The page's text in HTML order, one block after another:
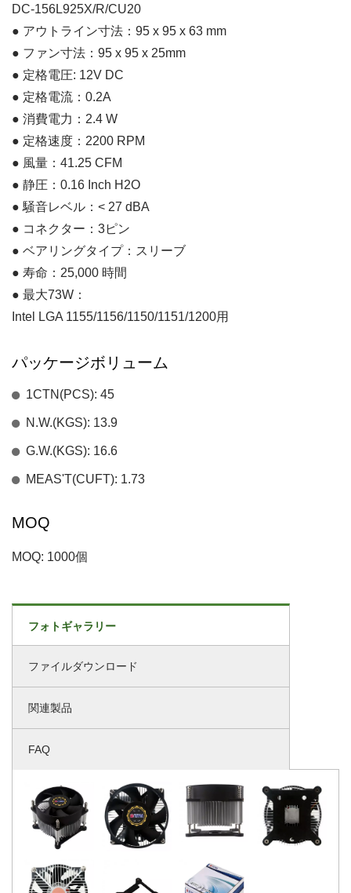
DC-156L925X/R/CU20
● アウトライン寸法：95 x 95 x 63 mm
● ファン寸法：95 x 95 x 25mm
● 定格電圧: 12V DC
● 定格電流：0.2A
● 消費電力：2.4 W
● 定格速度：2200 RPM
● 風量：41.25 CFM
● 静圧：0.16 Inch H2O
● 騒音レベル：< 27 dBA
● コネクター：3ピン
● ベアリングタイプ：スリーブ
● 寿命：25,000 時間
● 最大73W：
Intel LGA 1155/1156/1150/1151/1200用
パッケージボリューム
1CTN(PCS): 45
N.W.(KGS): 13.9
G.W.(KGS): 16.6
MEAS'T(CUFT): 1.73
MOQ
MOQ: 1000個
フォトギャラリー
ファイルダウンロード
関連製品
FAQ